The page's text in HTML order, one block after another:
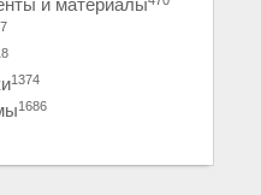
и материалы
1374
1686